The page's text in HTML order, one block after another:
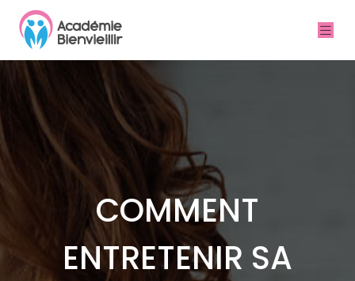
COMMENT
ENTRETENIR SA